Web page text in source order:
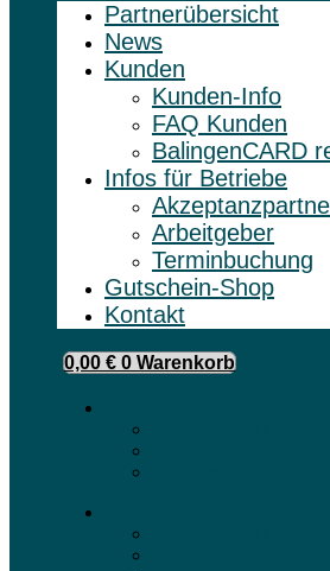
Partnerübersicht
News
Kunden
Kunden-Info
FAQ Kunden
BalingenCARD
Infos für Betriebe
Arbeitgeber
Terminbuchung
Gutschein-Shop
Kontakt
0,00 € 0 Warenkorb